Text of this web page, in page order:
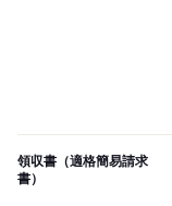
領収書（適格簡易請求
書）